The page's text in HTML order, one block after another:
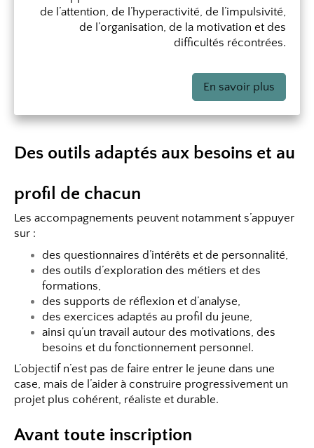
de l’attention, de l’hyperactivité, de l’impulsivité,
de l’organisation, de la motivation et des
difficultés récontrées.
En savoir plus
Des outils adaptés aux besoins et au
profil de chacun
Les accompagnements peuvent notamment s’appuyer
sur :
des questionnaires d’intérêts et de personnalité,
des outils d’exploration des métiers et des
formations,
des supports de réflexion et d’analyse,
des exercices adaptés au profil du jeune,
ainsi qu’un travail autour des motivations, des
besoins et du fonctionnement personnel.
L’objectif n’est pas de faire entrer le jeune dans une
case, mais de l’aider à construire progressivement un
projet plus cohérent, réaliste et durable.
Avant toute inscription